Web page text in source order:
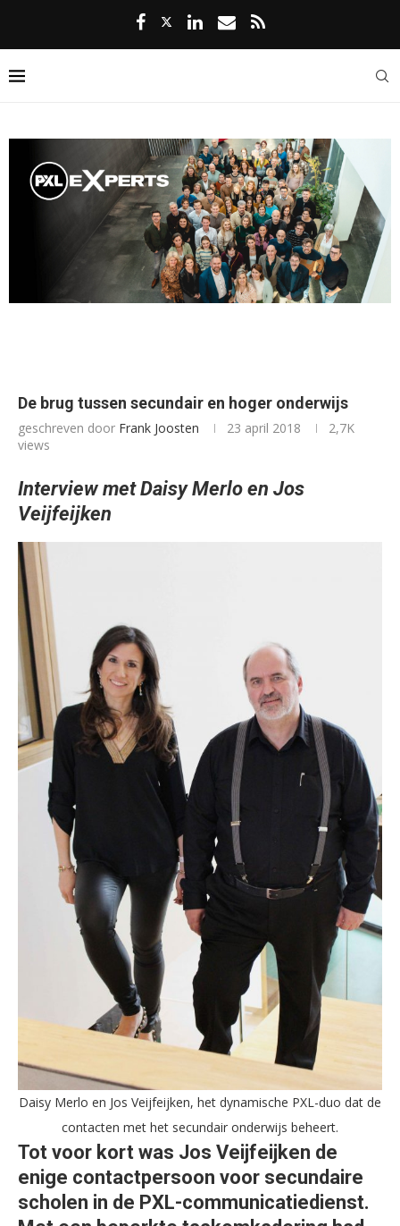
De brug tussen secundair en hoger onderwijs
geschreven door Frank Joosten 23 april 2018
2,7K
views
Interview met Daisy Merlo en Jos
Veijfeijken
Daisy Merlo en Jos Veijfeijken, het dynamische PXL-duo dat de
contacten met het secundair onderwijs beheert.
Tot voor kort was Jos Veijfeijken de
enige contactpersoon voor secundaire
scholen in de PXL-communicatiedienst.